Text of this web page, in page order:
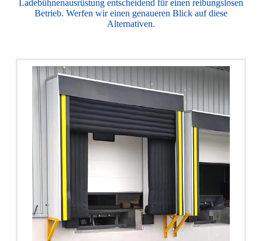
Ladebühnenausrüstung entscheidend für einen reibungslosen
Betrieb. Werfen wir einen genaueren Blick auf diese
Alternativen.